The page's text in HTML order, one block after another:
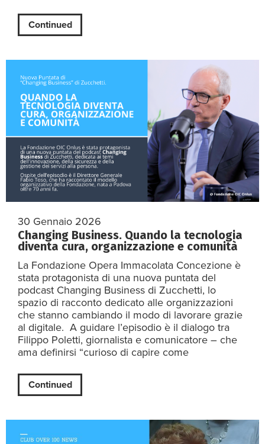
Continued
30 Gennaio 2026
Changing Business. Quando la tecnologia
diventa cura, organizzazione e comunità
La Fondazione Opera Immacolata Concezione è
stata protagonista di una nuova puntata del
podcast Changing Business di Zucchetti, lo
spazio di racconto dedicato alle organizzazioni
che stanno cambiando il modo di lavorare grazie
al digitale. A guidare l’episodio è il dialogo tra
Filippo Poletti, giornalista e comunicatore – che
ama definirsi “curioso di capire come
Continued